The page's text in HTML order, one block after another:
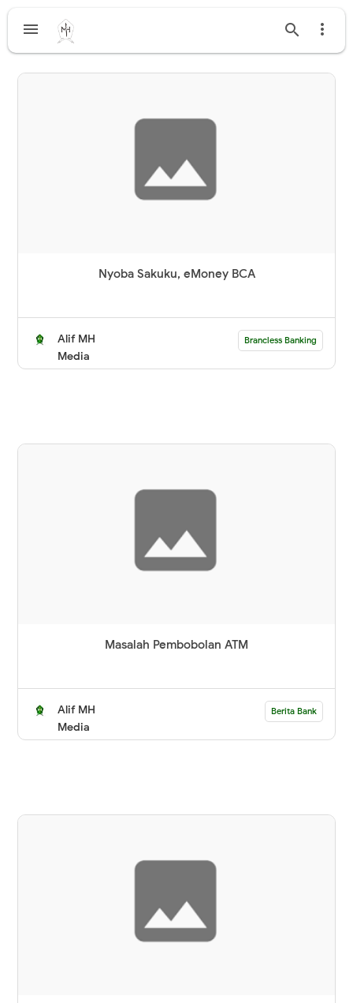
  
Nyoba Sakuku, eMoney BCA
Alif MH
Media
Brancless Banking
Masalah Pembobolan ATM
Alif MH
Media
Berita Bank